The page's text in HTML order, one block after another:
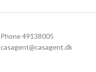
Phone 49138005
casagent@casagent.dk